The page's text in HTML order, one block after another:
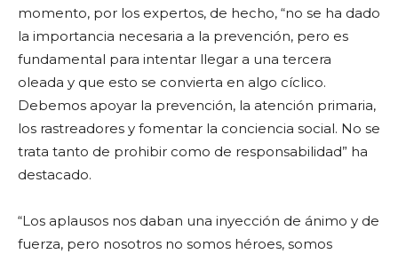
momento, por los expertos, de hecho, “no se ha dado
la importancia necesaria a la prevención, pero es
fundamental para intentar llegar a una tercera
oleada y que esto se convierta en algo cíclico.
Debemos apoyar la prevención, la atención primaria,
los rastreadores y fomentar la conciencia social. No se
trata tanto de prohibir como de responsabilidad” ha
destacado.
“Los aplausos nos daban una inyección de ánimo y de
fuerza, pero nosotros no somos héroes, somos